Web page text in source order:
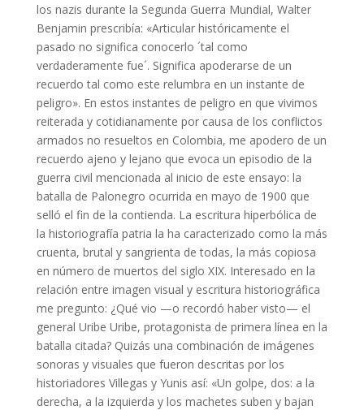
los nazis durante la Segunda Guerra Mundial, Walter
Benjamin prescribía: «Articular históricamente el
pasado no significa conocerlo ´tal como
verdaderamente fue´. Significa apoderarse de un
recuerdo tal como este relumbra en un instante de
peligro». En estos instantes de peligro en que vivimos
reiterada y cotidianamente por causa de los conflictos
armados no resueltos en Colombia, me apodero de un
recuerdo ajeno y lejano que evoca un episodio de la
guerra civil mencionada al inicio de este ensayo: la
batalla de Palonegro ocurrida en mayo de 1900 que
selló el fin de la contienda. La escritura hiperbólica de
la historiografía patria la ha caracterizado como la más
cruenta, brutal y sangrienta de todas, la más copiosa
en número de muertos del siglo XIX. Interesado en la
relación entre imagen visual y escritura historiográfica
me pregunto: ¿Qué vio —o recordó haber visto— el
general Uribe Uribe, protagonista de primera línea en la
batalla citada? Quizás una combinación de imágenes
sonoras y visuales que fueron descritas por los
historiadores Villegas y Yunis así: «Un golpe, dos: a la
derecha, a la izquierda y los machetes suben y bajan